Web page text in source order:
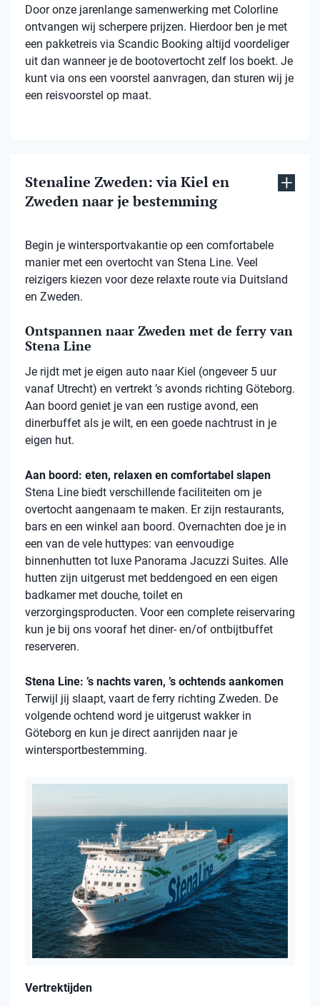
Door onze jarenlange samenwerking met Colorline
ontvangen wij scherpere prijzen. Hierdoor ben je met
een pakketreis via Scandic Booking altijd voordeliger
uit dan wanneer je de bootovertocht zelf los boekt. Je
kunt via ons een voorstel aanvragen, dan sturen wij je
een reisvoorstel op maat.
Stenaline Zweden: via Kiel en
Zweden naar je bestemming
Begin je wintersportvakantie op een comfortabele
manier met een overtocht van Stena Line. Veel
reizigers kiezen voor deze relaxte route via Duitsland
en Zweden.
Ontspannen naar Zweden met de ferry van
Stena Line
Je rijdt met je eigen auto naar Kiel (ongeveer 5 uur
vanaf Utrecht) en vertrekt ’s avonds richting Göteborg.
Aan boord geniet je van een rustige avond, een
dinerbuffet als je wilt, en een goede nachtrust in je
eigen hut.
Aan boord: eten, relaxen en comfortabel slapen
Stena Line biedt verschillende faciliteiten om je
overtocht aangenaam te maken. Er zijn restaurants,
bars en een winkel aan boord. Overnachten doe je in
een van de vele huttypes: van eenvoudige
binnenhutten tot luxe Panorama Jacuzzi Suites. Alle
hutten zijn uitgerust met beddengoed en een eigen
badkamer met douche, toilet en
verzorgingsproducten. Voor een complete reiservaring
kun je bij ons vooraf het diner- en/of ontbijtbuffet
reserveren.
Stena Line: ’s nachts varen, ’s ochtends aankomen
Terwijl jij slaapt, vaart de ferry richting Zweden. De
volgende ochtend word je uitgerust wakker in
Göteborg en kun je direct aanrijden naar je
wintersportbestemming.
Vertrektijden